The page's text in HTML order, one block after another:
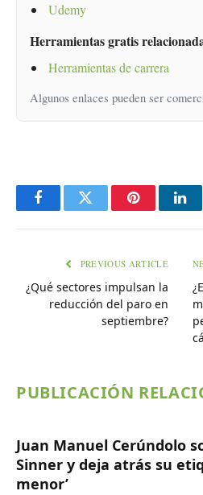
Udemy
Herramientas gratis
Herramientas de carrera
Algunos enlaces pueden ser
FacebookTwitter Pinterest
PREVIOUS ARTICLE
¿Qué sectores impulsan la
reducción del paro en
septiembre?
PUBLICACIÓN
Juan Manuel Cerúndolo
Sinner y deja atrás su
menor’